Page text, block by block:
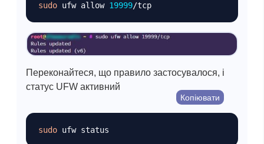
sudo ufw allow 19999
Переконайтеся, що правило застосувалося, і
статус UFW активний
sudo
Копіювати